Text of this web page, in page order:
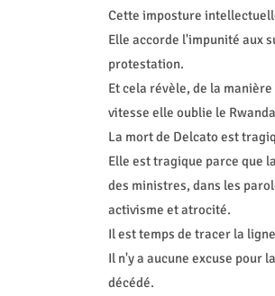
Cette imposture
Elle accorde l'impunité aux
protestation.
Et cela révèle, de la
vitesse elle oublie le
La mort de Delcato est
Elle est tragique parce que
des ministres, dans les
activisme et atrocité.
Il est temps de tracer la
Il n'y a aucune excuse pour
décédé.